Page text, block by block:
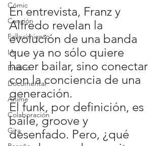
Cómic
Canción
Fallecimiento
IA
Erótico
Documental
Anime
Colaboración
Gira
En entrevista, Franz y
Alfredo revelan la
evolución de una banda
que ya no sólo quiere
hacer bailar, sino conectar
con la conciencia de una
generación.
El funk, por definición, es
baile, groove y
desenfado. Pero, ¿qué